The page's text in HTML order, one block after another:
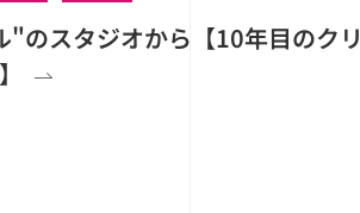
"のスタジオから【10年目のク